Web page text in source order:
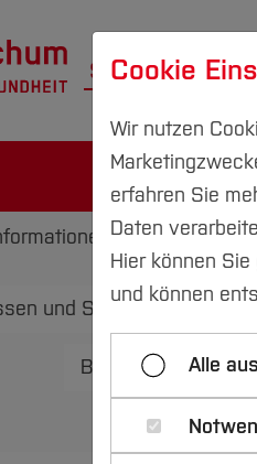
Studium
einholen
und Stärken
Bewerbung
Cookie
Wir nutzen
erfahren Sie
Daten
Hier können
und können
Alle